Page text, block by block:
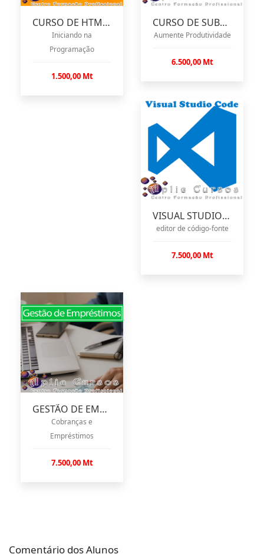
CURSO DE HTML E HTML5
Iniciando na
Programação
1.500,00 Mt
CURSO DE SUBLIME TEXT
Aumente Produtividade
6.500,00 Mt
VISUAL STUDIO CODE
editor de código-fonte
7.500,00 Mt
GESTÃO DE EMPRÉSTIMOS
Cobranças e
Empréstimos
7.500,00 Mt
Comentário dos Alunos